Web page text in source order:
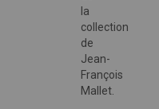
la
collection
de
Jean-
François
Mallet.